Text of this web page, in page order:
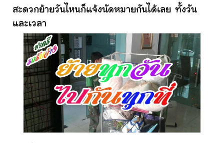
สะดวกย้ายวันไหนก็แจ้งนัดหมายกันได้เลย ทั้งวัน
และเวลา